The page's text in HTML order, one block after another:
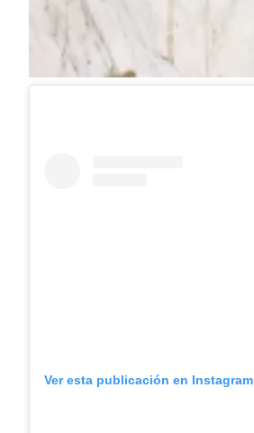
Ver esta publicación en Instagram